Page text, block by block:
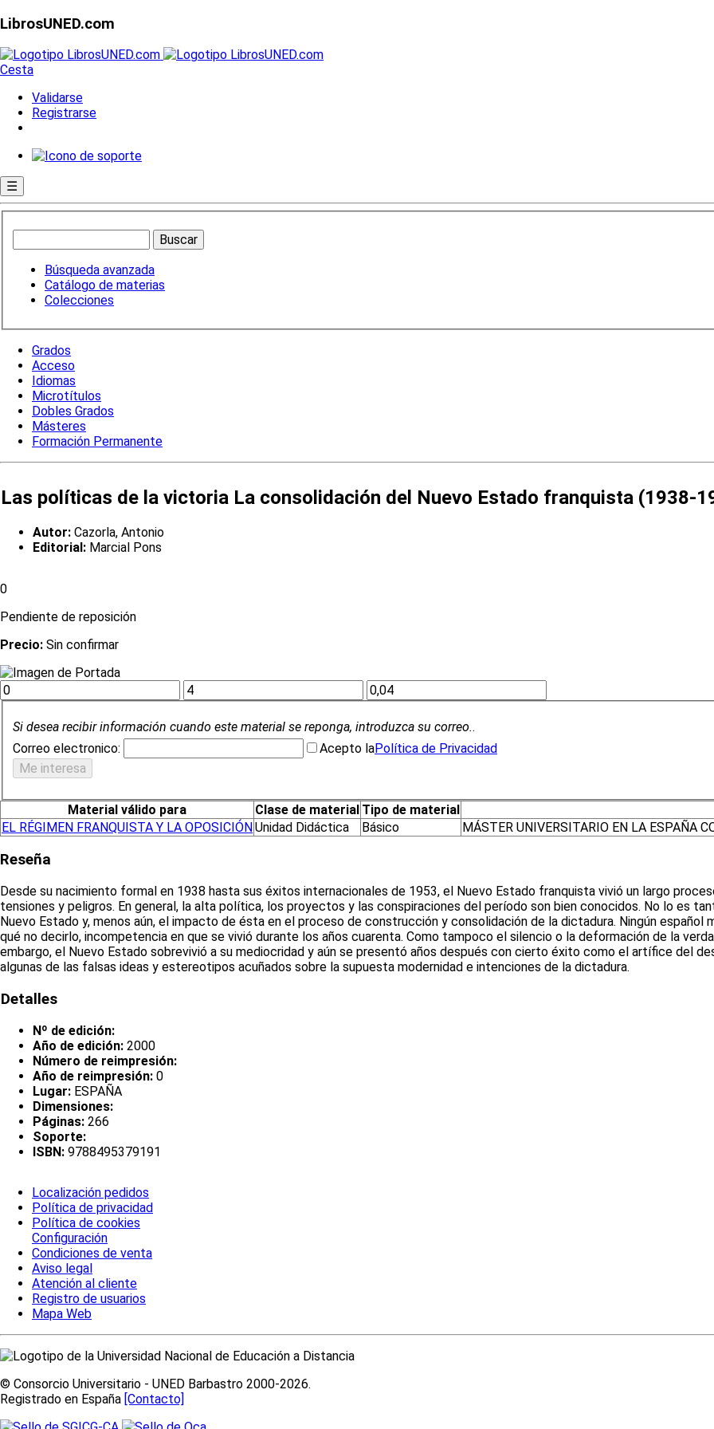
LibrosUNED.com
Cesta
Validarse
Registrarse
☰
Búsqueda avanzada
Catálogo de materias
Colecciones
Grados
Acceso
Idiomas
Microtítulos
Dobles Grados
Másteres
Formación Permanente
Las políticas de la victoria La consolidación del Nuevo Estado franquista (1938-
Autor: Cazorla, Antonio
Editorial: Marcial Pons
0
Pendiente de reposición
Precio: Sin confirmar
Si desea recibir información cuando este material se reponga, introduzca su correo..
Correo electronico:
Acepto laPolítica de Privacidad
Material válido para Clase de material Tipo de material
EL RÉGIMEN FRANQUISTA Y LA OPOSICIÓNUnidad Didáctica Básico MÁSTER UNIVERSITARIO EN LA ESPAÑA
Reseña
Desde su nacimiento formal en 1938 hasta sus éxitos internacionales de 1953, el Nuevo Estado franquista vivió un largo
tensiones y peligros. En general, la alta política, los proyectos y las conspiraciones del período son bien conocidos. No lo es
Nuevo Estado y, menos aún, el impacto de ésta en el proceso de construcción y consolidación de la dictadura. Ningún español
qué no decirlo, incompetencia en que se vivió durante los años cuarenta. Como tampoco el silencio o la deformación de la
embargo, el Nuevo Estado sobrevivió a su mediocridad y aún se presentó años después con cierto éxito como el artífice del
algunas de las falsas ideas y estereotipos acuñados sobre la supuesta modernidad e intenciones de la dictadura.
Detalles
Nº de edición:
Año de edición: 2000
Número de reimpresión:
Año de reimpresión: 0
Lugar: ESPAÑA
Dimensiones:
Páginas: 266
Soporte:
ISBN: 9788495379191
Localización pedidos
Política de privacidad
Política de cookies
Configuración
Condiciones de venta
Aviso legal
Atención al cliente
Registro de usuarios
Mapa Web
© Consorcio Universitario - UNED Barbastro 2000-2026.
Registrado en España [Contacto]